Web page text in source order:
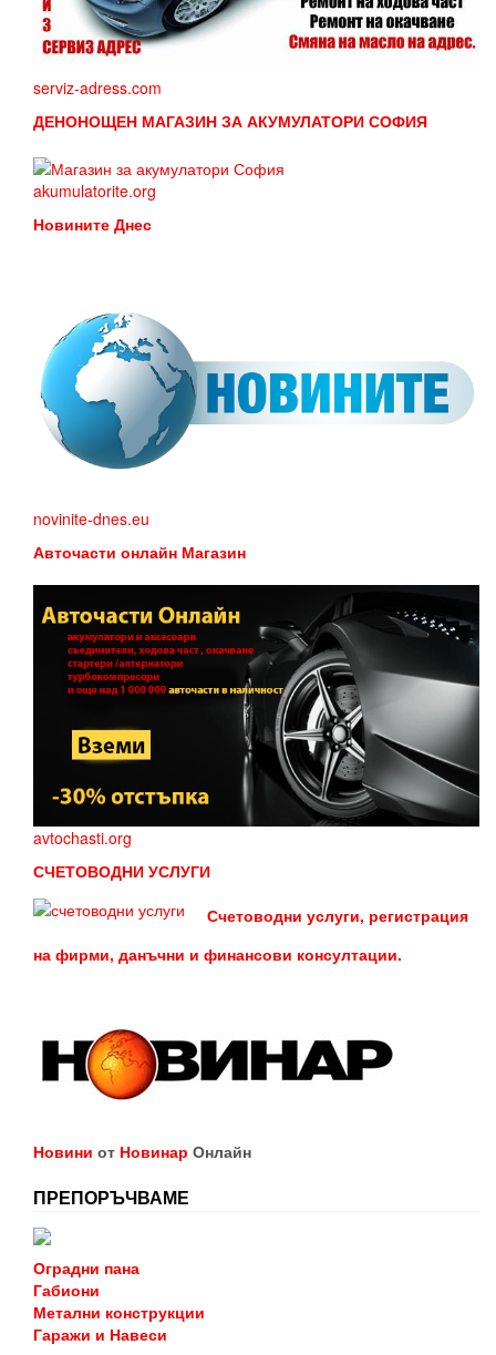
serviz-adress.com
ДЕНОНОЩЕН МАГАЗИН ЗА АКУМУЛАТОРИ СОФИЯ
akumulatorite.org
Новините Днес
novinite-dnes.eu
Авточасти онлайн Магазин
avtochasti.org
СЧЕТОВОДНИ УСЛУГИ
Счетоводни услуги, регистрация
на фирми, данъчни и финансови консултации.
Новини от Новинар Онлайн
ПРЕПОРЪЧВАМЕ
Оградни пана
Габиони
Метални конструкции
Гаражи и Навеси